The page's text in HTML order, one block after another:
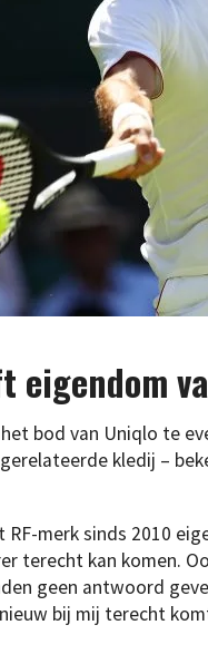
eigendom
bod van Uniqlo te
kledij –
RF-merk sinds 2010
terecht kan komen.
geen antwoord
bij mij terecht